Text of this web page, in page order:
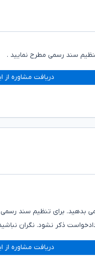
تنظیم سند رسمی مطرح نمایید .
دریافت مشاوره از
بدهید. برای تنظیم سند
ذکر نشود. نگران
دریافت مشاوره از